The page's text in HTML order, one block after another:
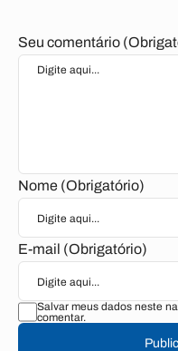
Seu comentário
Nome (Obrigatório)
E-mail (Obrigatório)
Salvar meus dados neste
comentar.